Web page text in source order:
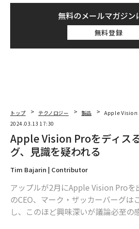
無料のメールマガジン
無料登録
トップ テクノロジー 製品
Apple Vision
2024.03.13 17:30
Apple Vision Proをディス
グ、見識を疑われる
Tim Bajarin | Contributor
アップルが2月にApple Vision Proを
のCEO、マーク・ザッカーバーグは
し、このほど興味深いが議論必至の